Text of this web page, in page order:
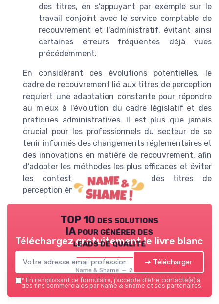
des titres, en s’appuyant par exemple sur le
travail conjoint avec le service comptable de
recouvrement et l'administratif, évitant ainsi
certaines erreurs fréquentes déjà vues
précédemment.
En considérant ces évolutions potentielles, le
cadre de recouvrement lié aux titres de perception
requiert une adaptation constante pour répondre
au mieux à l'évolution du cadre législatif et des
pratiques administratives. Il est plus que jamais
crucial pour les professionnels du secteur de se
tenir informés des changements réglementaires et
des innovations en matière de recouvrement, afin
d’adopter les méthodes les plus efficaces et éviter
les contestations coûteuses des titres de
perception émis.
TOP 10 des solutions
IA pour générer des
leads de qualité
Name & Shame — 2026
Téléchargez gratuitement le livre blanc
➔ Télécharger
* En remplissant ce formulaire, j’accepte d’être contacté(e) à
des fins commerciales par Name & Shame et ses partenaires.